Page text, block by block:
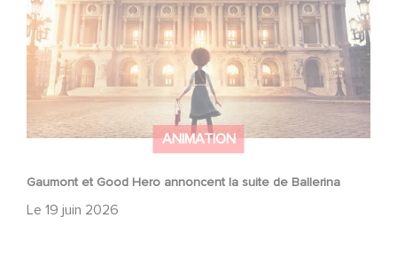
ANIMATION
Gaumont et Good Hero annoncent la suite de Ballerina
Le 19 juin 2026